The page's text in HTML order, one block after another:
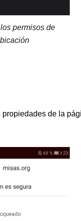
permisos de
de la